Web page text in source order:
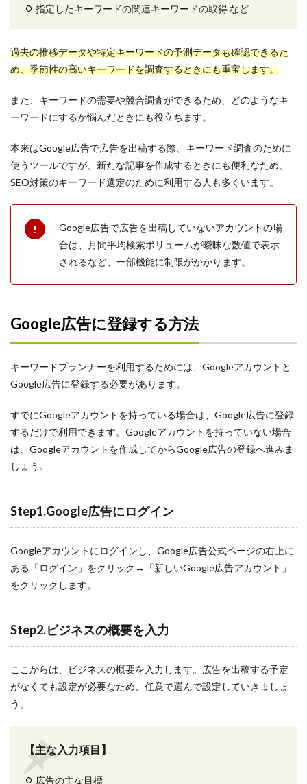
指定したキーワードの関連キーワードの取得 など
過去の推移データや特定キーワードの予測データも確認できるた
め、季節性の高いキーワードを調査するときにも重宝します。
また、キーワードの需要や競合調査ができるため、どのようなキ
ーワードにするか悩んだときにも役立ちます。
本来はGoogle広告で広告を出稿する際、キーワード調査のために
使うツールですが、新たな記事を作成するときにも便利なため、
SEO対策のキーワード選定のために利用する人も多くいます。
Google広告で広告を出稿していないアカウントの場
合は、月間平均検索ボリュームが曖昧な数値で表示
されるなど、一部機能に制限がかかります。
Google広告に登録する方法
キーワードプランナーを利用するためには、Googleアカウントと
Google広告に登録する必要があります。
すでにGoogleアカウントを持っている場合は、Google広告に登録
するだけで利用できます。Googleアカウントを持っていない場合
は、Googleアカウントを作成してからGoogle広告の登録へ進みま
しょう。
Step1.Google広告にログイン
Googleアカウントにログインし、Google広告公式ページの右上に
ある「ログイン」をクリック→「新しいGoogle広告アカウント」
をクリックします。
Step2.ビジネスの概要を入力
ここからは、ビジネスの概要を入力します。広告を出稿する予定
がなくても設定が必要なため、任意で選んで設定していきましょ
う。
【主な入力項目】
広告の主な目標
プレミアムプラン
ミッション
ミスマッチ
まとめ
マインドセット
ポートフォリオ
ペルソナ
フレームワーク
ダイレクトリクルーティング
フリーランス
ブランディング
ビジョン
バリュー
ニューノーマル時代
デメリット
チャット
チェックポイント
検索